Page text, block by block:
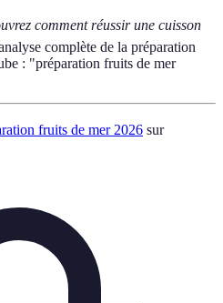
comment réussir une cuisson
complète de la préparation
: "préparation fruits de mer
fruits de mer 2026 sur